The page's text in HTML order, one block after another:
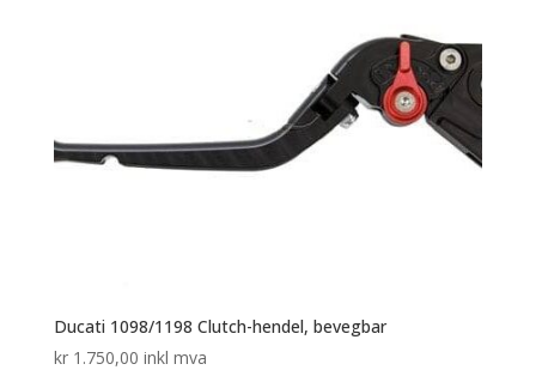
Ducati 1098/1198 Clutch-hendel, bevegbar
kr1.750,00 inkl mva